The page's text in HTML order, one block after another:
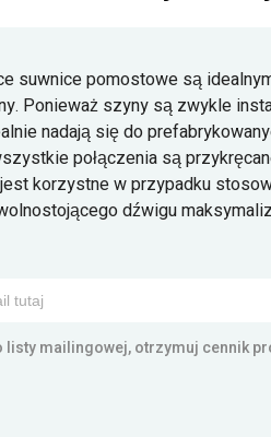
suwnice pomostowe są
Ponieważ szyny są zwykle
nadają się do
połączenia są
korzystne w przypadku
dźwigu
listy mailingowej, otrzymuj cennik